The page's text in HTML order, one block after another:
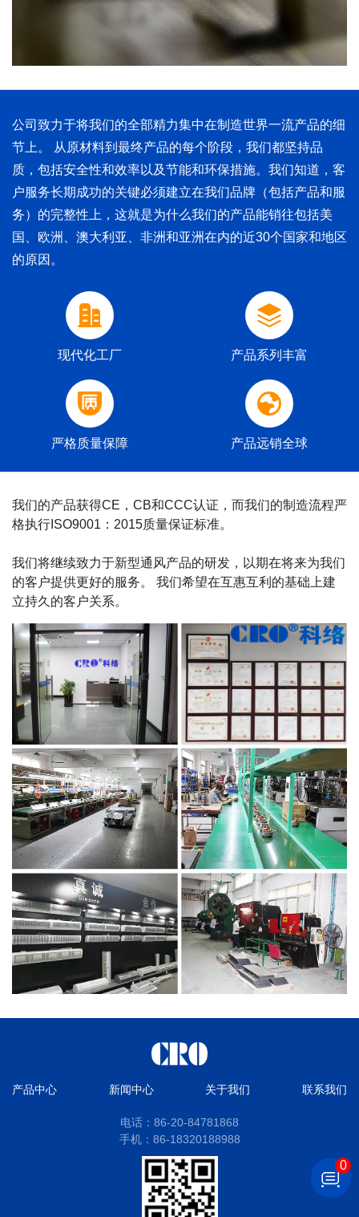
公司致力于将我们的全部精力集中在制造世界一流产品的细
节上。 从原材料到最终产品的每个阶段，我们都坚持品
质，包括安全性和效率以及节能和环保措施。我们知道，客
户服务长期成功的关键必须建立在我们品牌（包括产品和服
务）的完整性上，这就是为什么我们的产品能销往包括美
国、欧洲、澳大利亚、非洲和亚洲在内的近30个国家和地区
的原因。
现代化工厂 产品系列丰富
严格质量保障 产品远销全球
我们的产品获得CE，CB和CCC认证，而我们的制造流程严
格执行ISO9001：2015质量保证标准。
我们将继续致力于新型通风产品的研发，以期在将来为我们
的客户提供更好的服务。 我们希望在互惠互利的基础上建
立持久的客户关系。
产品中心 新闻中心 关于我们 联系我们
电话：86-20-84781868
手机：86-18320188988
0